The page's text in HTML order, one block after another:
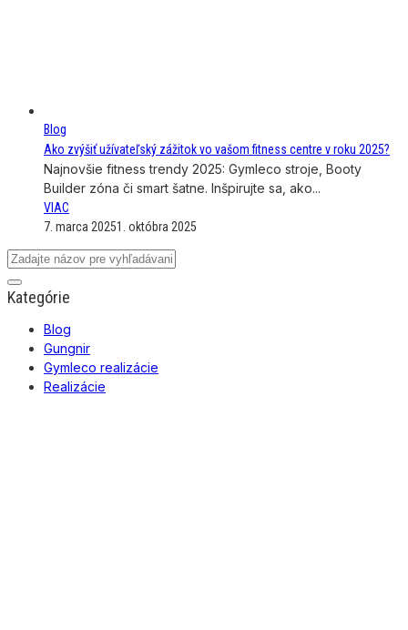
Blog
Ako zvýšiť užívateľský zážitok vo vašom fitness centre v roku 2025?
Najnovšie fitness trendy 2025: Gymleco stroje, Booty
Builder zóna či smart šatne. Inšpirujte sa, ako...
VIAC
7. marca 20251. októbra 2025
Kategórie
Blog
Gungnir
Gymleco realizácie
Realizácie